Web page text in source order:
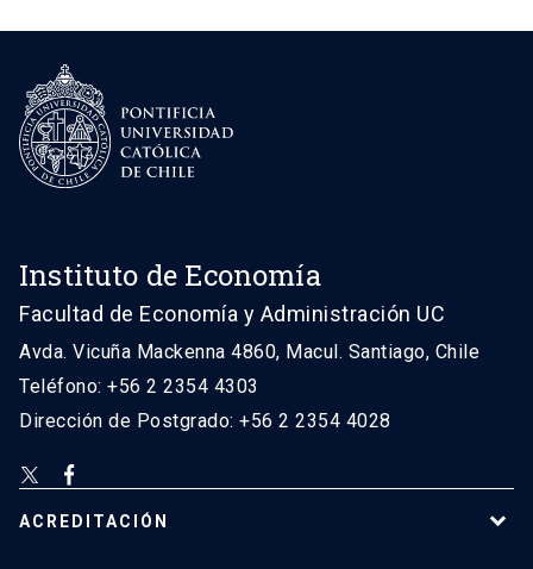
Instituto de Economía
Facultad de Economía y Administración UC
Avda. Vicuña Mackenna 4860, Macul. Santiago, Chile
Teléfono: +56 2 2354 4303
Dirección de Postgrado: +56 2 2354 4028
ACREDITACIÓN